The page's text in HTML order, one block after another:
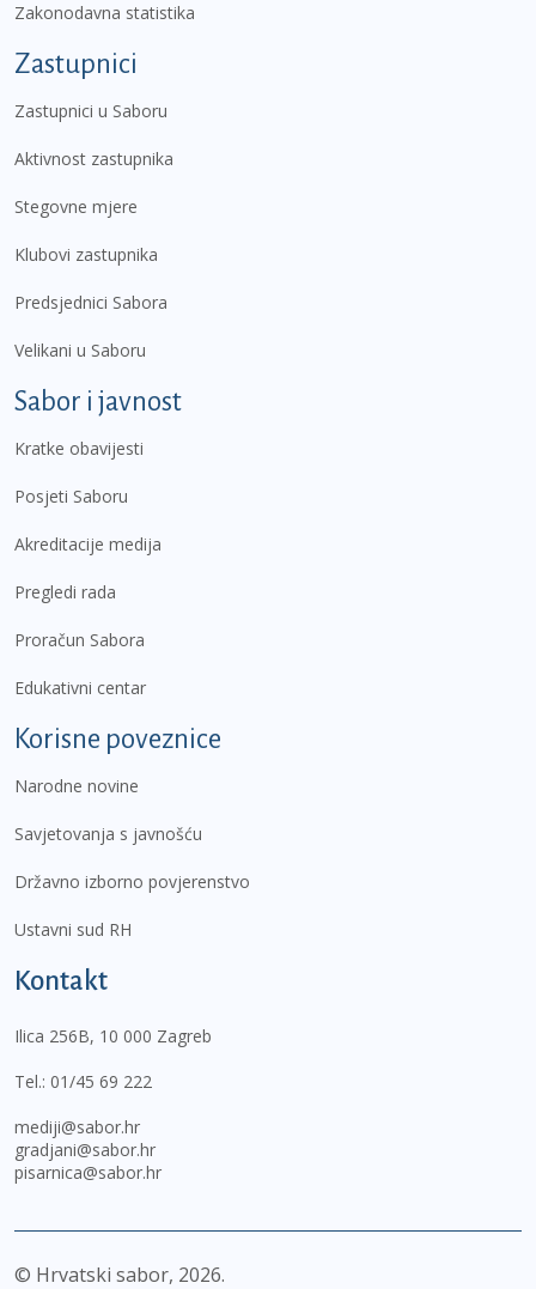
Zakonodavna statistika
Zastupnici
Zastupnici u Saboru
Aktivnost zastupnika
Stegovne mjere
Klubovi zastupnika
Predsjednici Sabora
Velikani u Saboru
Sabor i javnost
Kratke obavijesti
Posjeti Saboru
Akreditacije medija
Pregledi rada
Proračun Sabora
Edukativni centar
Korisne poveznice
Narodne novine
Savjetovanja s javnošću
Državno izborno povjerenstvo
Ustavni sud RH
Kontakt
Ilica 256B, 10 000 Zagreb
Tel.: 01/45 69 222
mediji@sabor.hr
gradjani@sabor.hr
pisarnica@sabor.hr
© Hrvatski sabor, 2026